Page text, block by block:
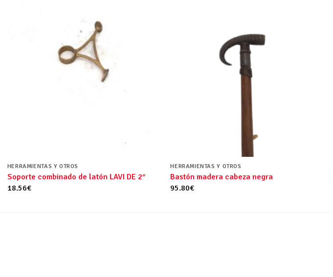
HERRAMIENTAS Y OTROS
Soporte combinado de latón LAVI DE 2″
18.56€
HERRAMIENTAS Y OTROS
Bastón madera cabeza negra
95.80€